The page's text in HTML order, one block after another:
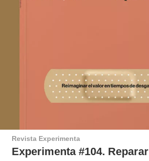
Revista Experimenta
Experimenta #104. Reparar